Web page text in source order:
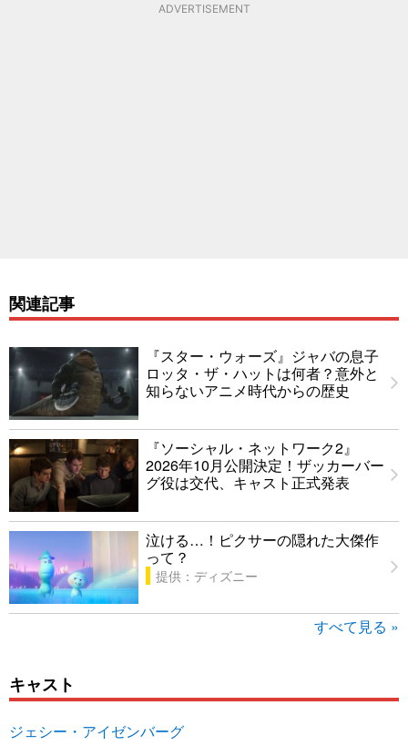
ADVERTISEMENT
関連記事
『スター・ウォーズ』ジャバの息子
ロッタ・ザ・ハットは何者？意外と
知らないアニメ時代からの歴史
『ソーシャル・ネットワーク2』
2026年10月公開決定！ザッカーバー
グ役は交代、キャスト正式発表
泣ける…！ピクサーの隠れた大傑作
って？
提供：ディズニー
すべて見る »
キャスト
ジェシー・アイゼンバーグ